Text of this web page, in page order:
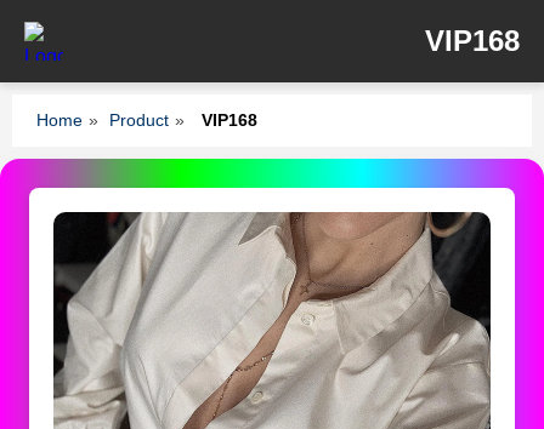
VIP168
Home » Product » VIP168